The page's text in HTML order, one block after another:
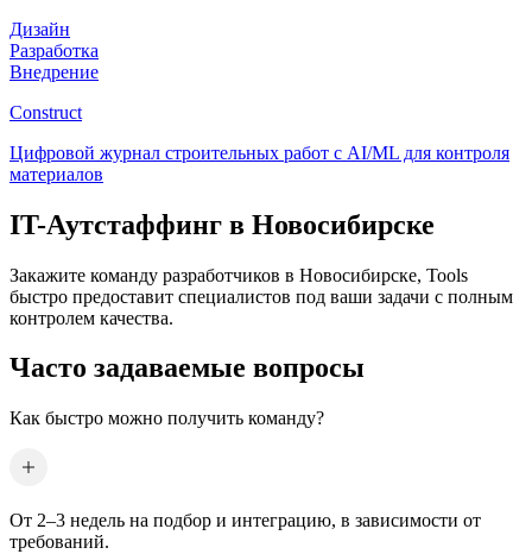
Дизайн
Разработка
Внедрение
Construct
Цифровой журнал строительных работ с AI/ML для контроля
материалов
IT-Аутстаффинг в Новосибирске
Закажите команду разработчиков в Новосибирске, Tools
быстро предоставит специалистов под ваши задачи с полным
контролем качества.
Часто задаваемые вопросы
Как быстро можно получить команду?
От 2–3 недель на подбор и интеграцию, в зависимости от
требований.